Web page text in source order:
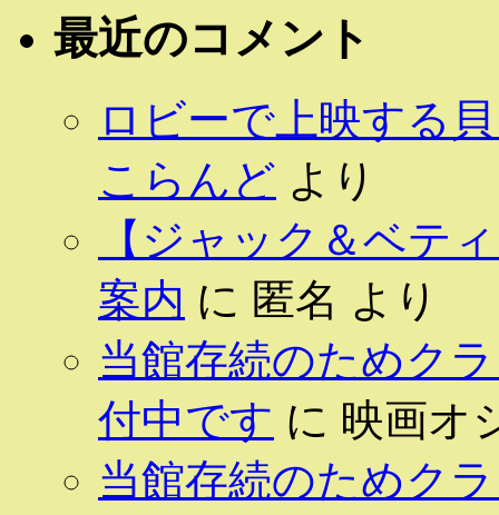
最近のコメント
ロビーで上映する
こらんど より
【ジャック＆ベテ
案内 に 匿名 より
当館存続のためク
付中です に 映画オ
当館存続のためク